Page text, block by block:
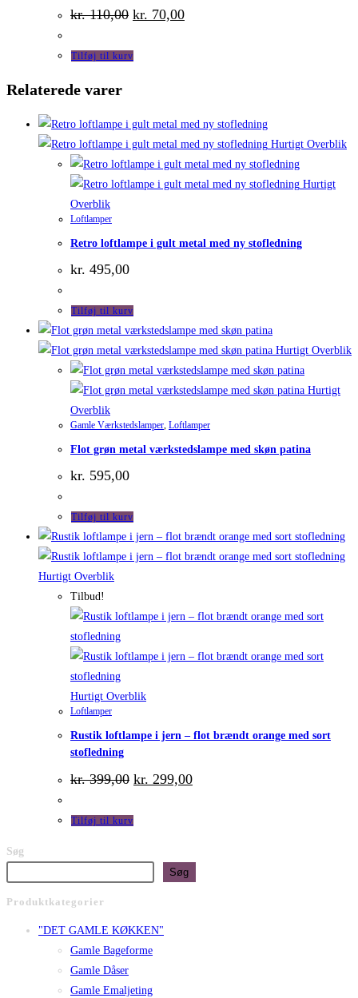
kr.110,00 Den
oprindelige
var:
kr. 70,00Den
aktuelle
Tilføj til kurv
Relaterede varer
Hurtigt Overblik
Hurtigt
Overblik
Loftlamper
Retro loftlampe i gult metal med ny stofledning
kr. 495,00
Tilføj til kurv
Hurtigt Overblik
Hurtigt
Overblik
Gamle Værkstedslamper, Loftlamper
Flot grøn metal værkstedslampe med skøn patina
kr. 595,00
Tilføj til kurv
Hurtigt Overblik
Tilbud!
Hurtigt Overblik
Loftlamper
Rustik loftlampe i jern – flot brændt orange med sort
stofledning
kr.399,00 Den
oprindelige
var:
kr. 299,00Den
aktuelle
Tilføj til kurv
Søg
Søg
Produktkategorier
"DET GAMLE KØKKEN"
Gamle Bageforme
Gamle Dåser
Gamle Emaljeting